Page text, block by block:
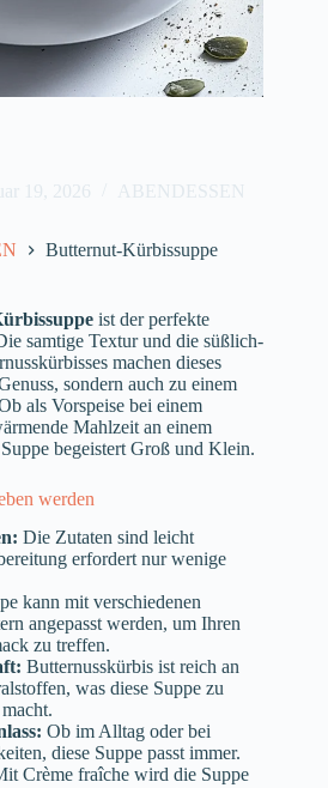
19, 2026 ABENDESSEN
Butternut-Kürbissuppe
ist der perfekte
samtige Textur und die süßlich-
machen dieses
sondern auch zu einem
als Vorspeise bei einem
Mahlzeit an einem
begeistert Groß und Klein.
werden
Die Zutaten sind leicht
erfordert nur wenige
kann mit verschiedenen
angepasst werden, um Ihren
zu treffen.
Butternusskürbis ist reich an
was diese Suppe zu
Ob im Alltag oder bei
diese Suppe passt immer.
Crème fraîche wird die Suppe